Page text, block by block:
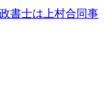
書士は上村合同事